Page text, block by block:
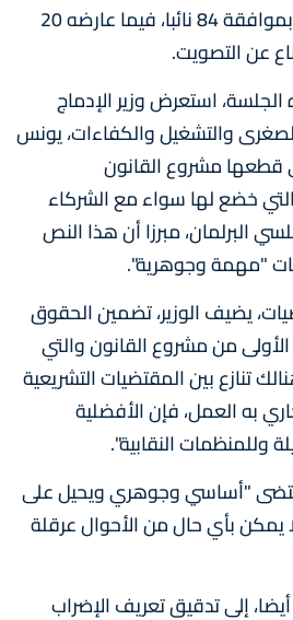
وحظي مشروع القانون بموافقة 84 نائبا، فيما عارضه 20
عن التصويت.
استعرض وزير الإدماج
والتشغيل والكفاءات، يونس
قطعها مشروع القانون
خضع لها سواء مع الشركاء
البرلمان، مبرزا أن هذا النص
"مهمة وجوهرية".
يضيف الوزير، تضمين الحقوق
من مشروع القانون والتي
تنازع بين المقتضيات التشريعية
به العمل، فإن الأفضلية
وللمنظمات النقابية".
"أساسي وجوهري ويحيل على
يمكن بأي حال من الأحوال عرقلة
إلى تدقيق تعريف الإضراب